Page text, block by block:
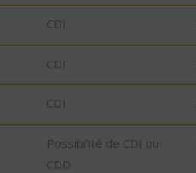
CDI
CDI
CDI
Possibilité de CDI ou
CDD